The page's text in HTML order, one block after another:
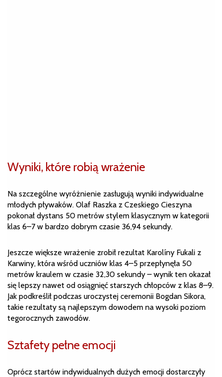
Wyniki, które robią wrażenie
Na szczególne wyróżnienie zasługują wyniki indywidualne
młodych pływaków. Olaf Raszka z Czeskiego Cieszyna
pokonał dystans 50 metrów stylem klasycznym w kategorii
klas 6–7 w bardzo dobrym czasie 36,94 sekundy.
Jeszcze większe wrażenie zrobił rezultat Karolíny Fukali z
Karwiny, która wśród uczniów klas 4–5 przepłynęła 50
metrów kraulem w czasie 32,30 sekundy – wynik ten okazał
się lepszy nawet od osiągnięć starszych chłopców z klas 8–9.
Jak podkreślił podczas uroczystej ceremonii Bogdan Sikora,
takie rezultaty są najlepszym dowodem na wysoki poziom
tegorocznych zawodów.
Sztafety pełne emocji
Oprócz startów indywidualnych dużych emocji dostarczyły